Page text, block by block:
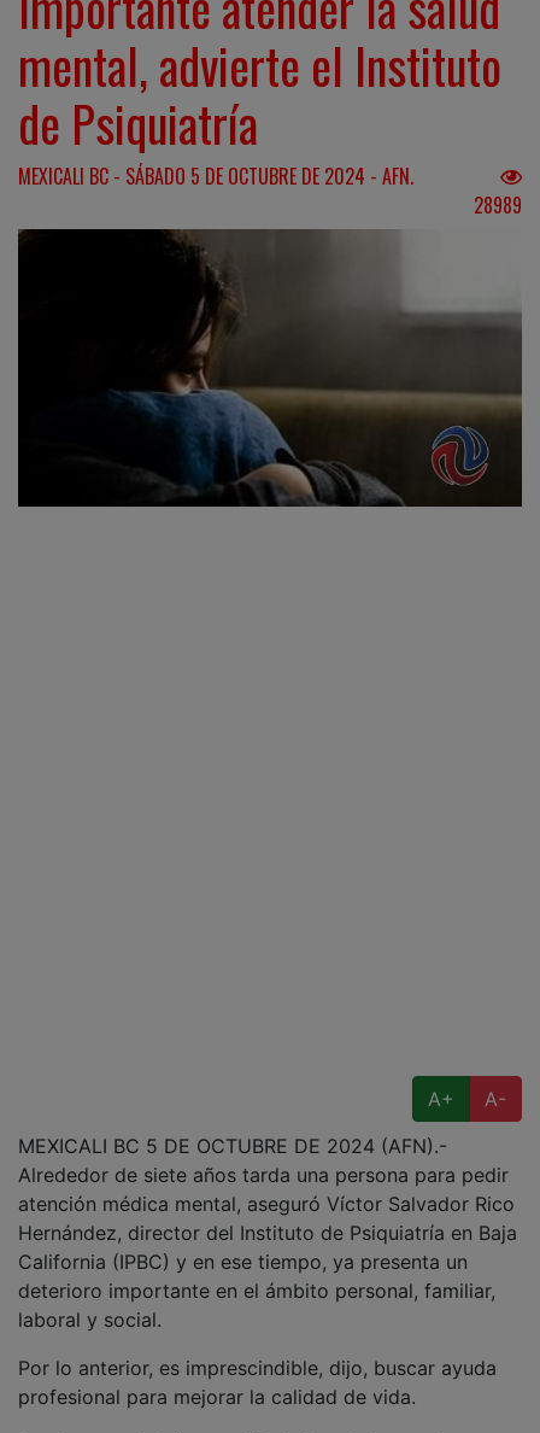
mental, advierte el Instituto
de Psiquiatría
MEXICALI BC - SÁBADO 5 DE OCTUBRE DE 2024 - AFN.
28989
A+
A-
MEXICALI BC 5 DE OCTUBRE DE 2024 (AFN).-
Alrededor de siete años tarda una persona para pedir
atención médica mental, aseguró Víctor Salvador Rico
Hernández, director del Instituto de Psiquiatría en Baja
California (IPBC) y en ese tiempo, ya presenta un
deterioro importante en el ámbito personal, familiar,
laboral y social.
Por lo anterior, es imprescindible, dijo, buscar ayuda
profesional para mejorar la calidad de vida.